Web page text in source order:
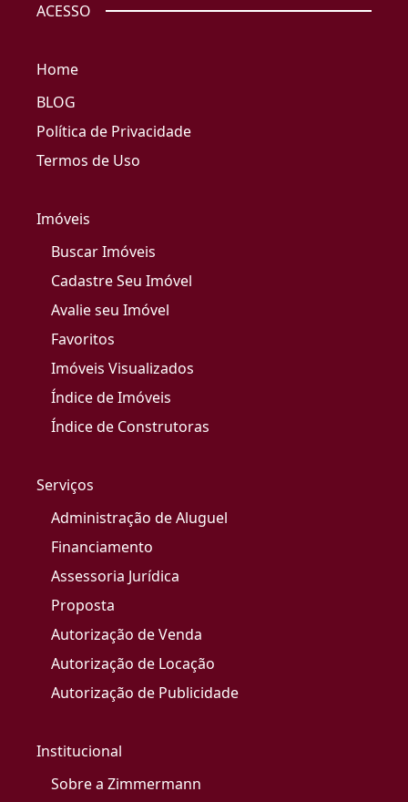
ACESSO
Home
BLOG
Política de Privacidade
Termos de Uso
Imóveis
Buscar Imóveis
Cadastre Seu Imóvel
Avalie seu Imóvel
Favoritos
Imóveis Visualizados
Índice de Imóveis
Índice de Construtoras
Serviços
Administração de Aluguel
Financiamento
Assessoria Jurídica
Proposta
Autorização de Venda
Autorização de Locação
Autorização de Publicidade
Institucional
Sobre a Zimmermann